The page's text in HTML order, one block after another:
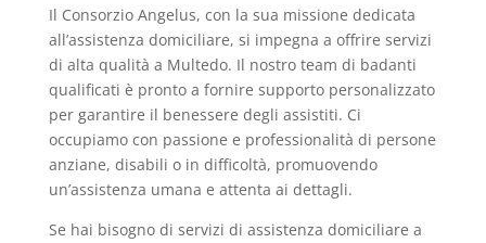
Il Consorzio Angelus, con la sua missione dedicata
all’assistenza domiciliare, si impegna a offrire servizi
di alta qualità a Multedo. Il nostro team di badanti
qualificati è pronto a fornire supporto personalizzato
per garantire il benessere degli assistiti. Ci
occupiamo con passione e professionalità di persone
anziane, disabili o in difficoltà, promuovendo
un’assistenza umana e attenta ai dettagli.
Se hai bisogno di servizi di assistenza domiciliare a